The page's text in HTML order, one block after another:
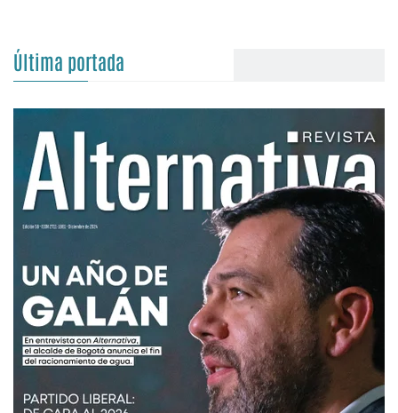
Última portada